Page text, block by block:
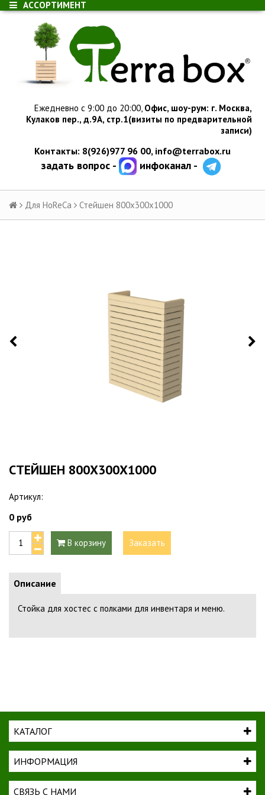
АССОРТИМЕНТ
Ежедневно с 9:00 до 20:00, Офис, шоу-рум: г. Москва,
Кулаков пер., д.9А, стр.1(визиты по предварительной
записи)
Контакты: 8(926)977 96 00, info@terrabox.ru
задать вопрос - инфоканал -
Для HoReCa Стейшен 800х300х1000
СТЕЙШЕН 800Х300Х1000
Артикул:
0 руб
В корзину Заказать
Описание
Стойка для хостес с полками для инвентаря и меню.
КАТАЛОГ
ИНФОРМАЦИЯ
СВЯЗЬ С НАМИ